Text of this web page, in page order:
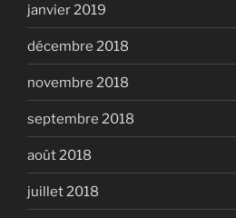
janvier 2019
décembre 2018
novembre 2018
septembre 2018
août 2018
juillet 2018